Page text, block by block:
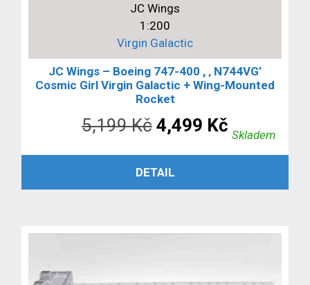
JC Wings
1:200
Virgin Galactic
JC Wings – Boeing 747-400 , ‚ N744VG’
Cosmic Girl Virgin Galactic + Wing-Mounted
Rocket
5,199Kč Původní
cena
byla:
4,499 Kč
cena
Skladem
PŘIDAT DO KOŠÍKU
DETAIL